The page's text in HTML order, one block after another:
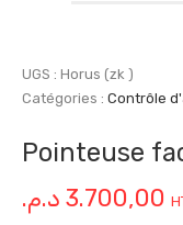
UGS : Horus (zk )
Catégories : Contrôle
Pointeuse
3.700,00 د.م.